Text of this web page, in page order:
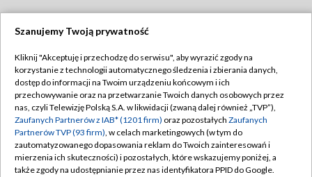
TVP
Abonament TVP
Emisja w TVP
Centrum informacji TVP
Naziemna Telewizja Cyfrowa
Regulamin TVP
Polityka prywatności
Moje zgody
Pomoc
Szanujemy Twoją prywatność
Kliknij "Akceptuję i przechodzę do serwisu", aby wyrazić zgody na
korzystanie z technologii automatycznego śledzenia i zbierania danych,
dostęp do informacji na Twoim urządzeniu końcowym i ich
przechowywanie oraz na przetwarzanie Twoich danych osobowych przez
nas, czyli Telewizję Polską S.A. w likwidacji (zwaną dalej również „TVP”),
Zaufanych Partnerów z IAB* (1201 firm) oraz pozostałych Zaufanych
Partnerów TVP (93 firm), w celach marketingowych (w tym do
zautomatyzowanego dopasowania reklam do Twoich zainteresowań i
mierzenia ich skuteczności) i pozostałych, które wskazujemy poniżej, a
także zgody na udostępnianie przez nas identyfikatora PPID do Google.